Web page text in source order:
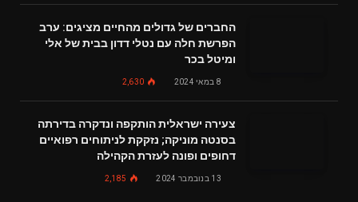
החברים של גדולים מהחיים מציגים: ערב
הפרשת חלה עם נטלי דדון בבית של אלי
ומיטל בכר
8 במאי 2024 2,630
צעירה ישראלית הותקפה ונדקרה בדירתה
בסנטה מוניקה; נזקקת לניתוחים רפואיים
דחופים ופונה לעזרת הקהילה
13 בנובמבר 2024 2,185